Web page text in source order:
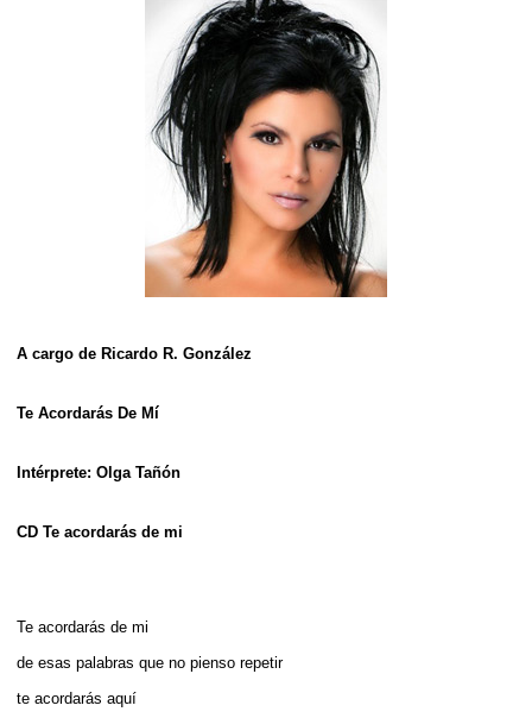
A cargo de Ricardo R. González
Te Acordarás De Mí
Intérprete: Olga Tañón
CD Te acordarás de mi
Te acordarás de mi
de esas palabras que no pienso repetir
te acordarás aquí